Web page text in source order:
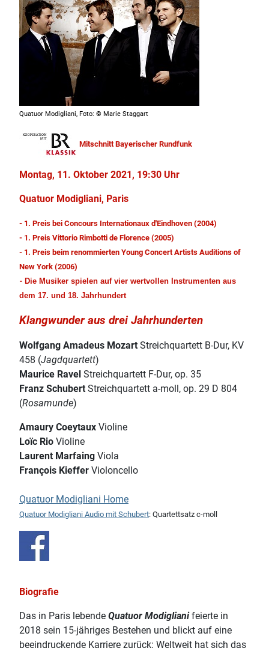
Quatuor Modigliani, Foto: © Marie Staggart
Mitschnitt Bayerischer Rundfunk
Montag, 11. Oktober 2021, 19:30 Uhr
Quatuor Modigliani, Paris
- 1. Preis bei Concours Internationaux d'Eindhoven (2004)
- 1. Preis Vittorio Rimbotti de Florence (2005)
- 1. Preis beim renommierten Young Concert Artists Auditions of
New York (2006)
- Die Musiker spielen auf vier wertvollen Instrumenten aus
dem 17. und 18. Jahrhundert
Klangwunder aus drei Jahrhunderten
Wolfgang Amadeus Mozart Streichquartett B-Dur, KV
458 (Jagdquartett)
Maurice Ravel Streichquartett F-Dur, op. 35
Franz Schubert Streichquartett a-moll, op. 29 D 804
(Rosamunde)
Amaury Coeytaux Violine
Loïc Rio Violine
Laurent Marfaing Viola
François Kieffer Violoncello
Quatuor Modigliani Home
Quatuor Modigliani Audio mit Schubert: Quartettsatz c-moll
Biografie
Das in Paris lebende Quatuor Modigliani feierte in
2018 sein 15-jähriges Bestehen und blickt auf eine
beeindruckende Karriere zurück: Weltweit hat sich das